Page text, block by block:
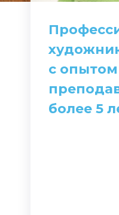
с опытом
более 5